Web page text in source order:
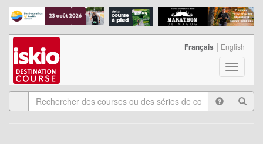
T
o
g
l
Français | English